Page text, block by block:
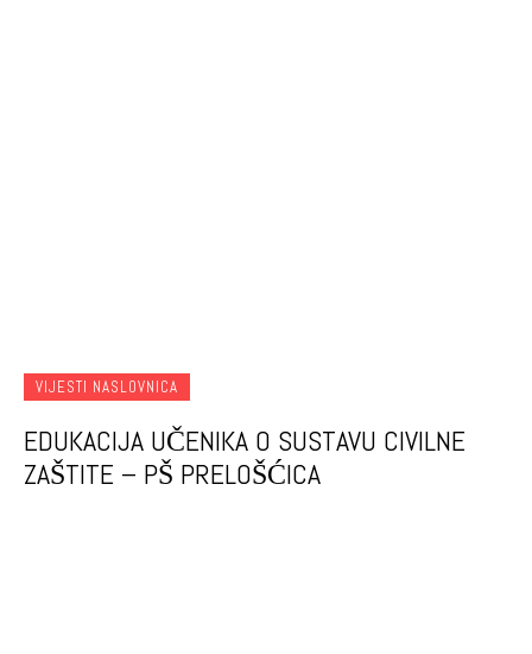
VIJESTI NASLOVNICA
EDUKACIJA UČENIKA O SUSTAVU CIVILNE
ZAŠTITE – PŠ PRELOŠĆICA